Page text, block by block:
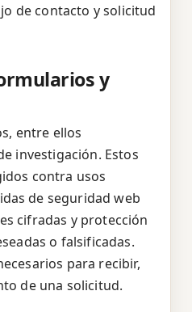
de contacto y solicitud
y
entre ellos
investigación. Estos
contra usos
de seguridad web
cifradas y protección
o falsificadas.
para recibir,
de una solicitud.